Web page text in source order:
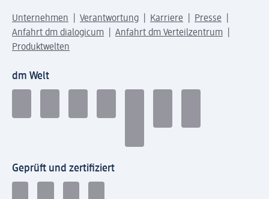
Unternehmen Verantwortung Karriere
Presse
Anfahrt dm dialogicum
Anfahrt dm Verteilzentrum
Produktwelten
dm Welt
Geprüft und zertifiziert